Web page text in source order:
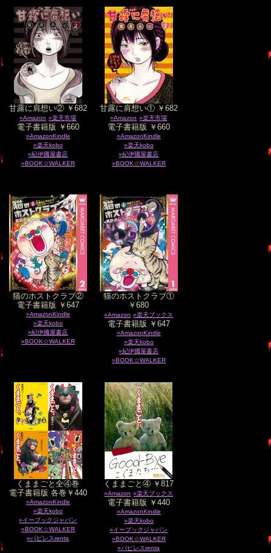
甘露に肩想い② ￥682
»Amazon »楽天市場
電子書籍版 ￥660
»AmazonKindle
»楽天kobo
»紀伊國屋書店
»BOOK☆WALKER
甘露に肩想い① ￥682
»Amazon »楽天市場
電子書籍版 ￥660
»AmazonKindle
»楽天kobo
»紀伊國屋書店
»BOOK☆WALKER
猫のホストクラブ②
電子書籍版 ￥647
»AmazonKindle
»楽天kobo
»紀伊國屋書店
»BOOK☆WALKER
猫のホストクラブ①
￥680
»Amazon »楽天ブックス
電子書籍版 ￥647
»AmazonKindle
»楽天kobo
»紀伊國屋書店
»BOOK☆WALKER
くままごと全④巻
電子書籍版 各巻￥440
»AmazonKindle
»楽天kobo
»イーブックジャパン
»BOOK☆WALKER
»パピレスrenta
くままごと④ ￥817
»Amazon »楽天ブックス
電子書籍版 ￥440
»AmazonKindle
»楽天kobo
»イーブックジャパン
»BOOK☆WALKER
»パピレスrenta